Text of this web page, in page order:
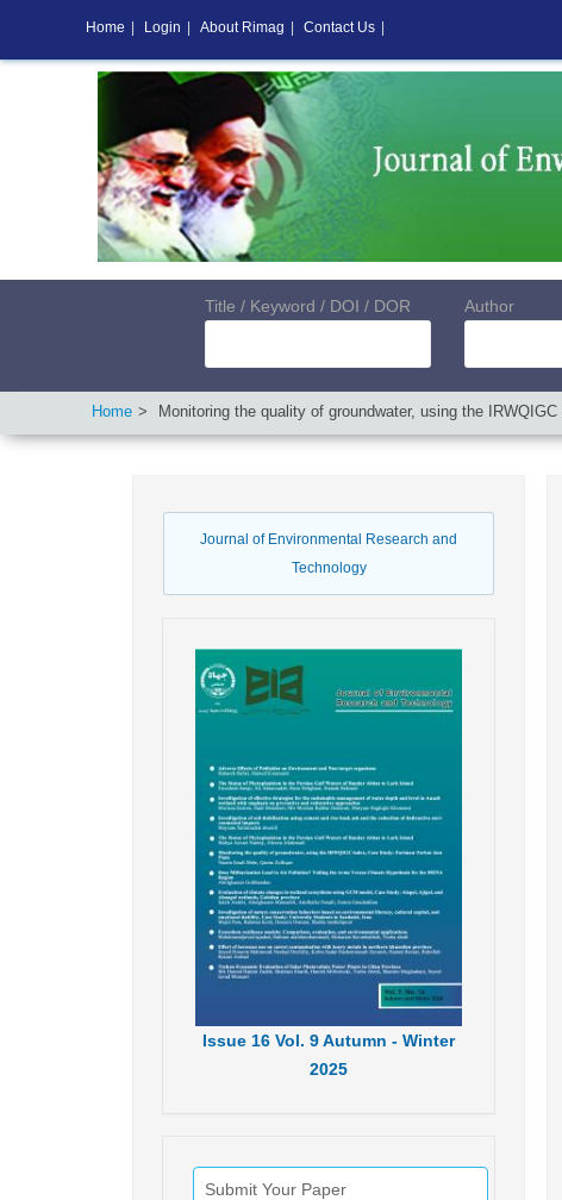
Title / Keyword / DOI / DOR Author
Home Monitoring the quality of groundwater, using the
Journal of Environmental Research and
Technology
Issue 16 Vol. 9Autumn - Winter
2025
Submit Your Paper
Home Login About Rimag Contact Us